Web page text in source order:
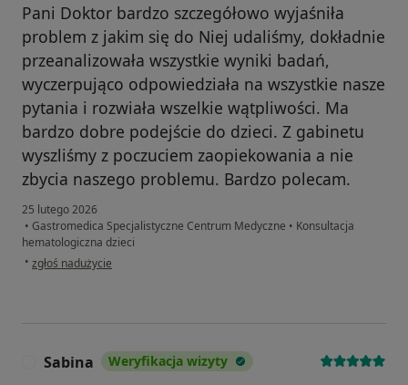
Pani Doktor bardzo szczegółowo wyjaśniła
problem z jakim się do Niej udaliśmy, dokładnie
przeanalizowała wszystkie wyniki badań,
wyczerpująco odpowiedziała na wszystkie nasze
pytania i rozwiała wszelkie wątpliwości. Ma
bardzo dobre podejście do dzieci. Z gabinetu
wyszliśmy z poczuciem zaopiekowania a nie
zbycia naszego problemu. Bardzo polecam.
25 lutego 2026
• Gastromedica Specjalistyczne Centrum Medyczne • Konsultacja
hematologiczna dzieci
• w opinii użytkownika Natalia Płoskonka
zgłoś nadużycie
Sabina Weryfikacja wizyty